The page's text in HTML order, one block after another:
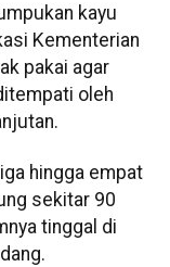
kayu
Kementerian
pakai agar
oleh
hingga empat
sekitar 90
tinggal di